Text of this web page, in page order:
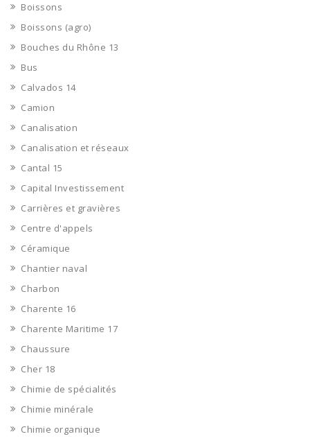
Boissons
Boissons (agro)
Bouches du Rhône 13
Bus
Calvados 14
Camion
Canalisation
Canalisation et réseaux
Cantal 15
Capital Investissement
Carrières et gravières
Centre d'appels
Céramique
Chantier naval
Charbon
Charente 16
Charente Maritime 17
Chaussure
Cher 18
Chimie de spécialités
Chimie minérale
Chimie organique